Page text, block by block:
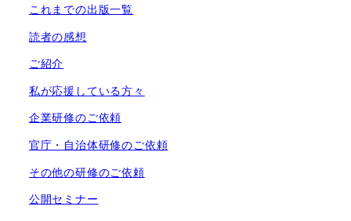
これまでの出版一覧
読者の感想
ご紹介
私が応援している方々
企業研修のご依頼
官庁・自治体研修のご依頼
その他の研修のご依頼
公開セミナー